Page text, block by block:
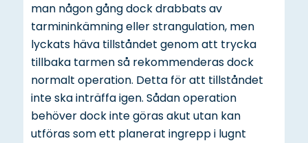
man någon gång dock drabbats av
tarmininkämning eller strangulation, men
lyckats häva tillståndet genom att trycka
tillbaka tarmen så rekommenderas dock
normalt operation. Detta för att tillståndet
inte ska inträffa igen. Sådan operation
behöver dock inte göras akut utan kan
utföras som ett planerat ingrepp i lugnt